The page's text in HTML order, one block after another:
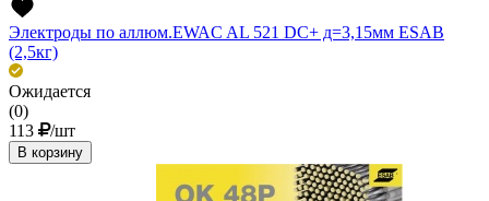
Электроды по аллюм.EWAC AL 521 DC+ д=3,15мм ESAB
(2,5кг)
Ожидается
(0)
113
/шт
В корзину